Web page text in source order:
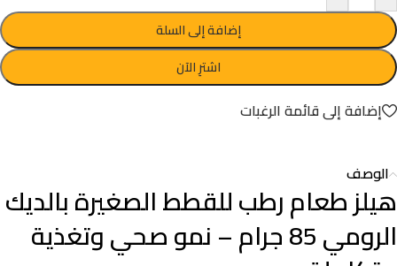
إضافة إلى السلة
اشترِ الآن
إضافة إلى قائمة الرغبات
الوصف
هيلز طعام رطب للقطط الصغيرة بالديك
الرومي 85 جرام – نمو صحي وتغذية